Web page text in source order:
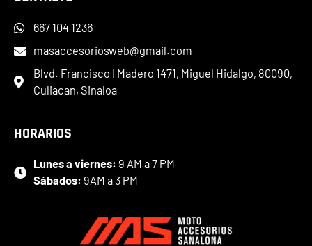
667 104 1236
masaccesoriosweb@gmail.com
Blvd. Francisco I Madero 1471, Miguel Hidalgo, 80090,
Culiacan, Sinaloa
HORARIOS
Lunes a viernes: 9 AM a 7 PM
Sábados: 9AM a 3 PM